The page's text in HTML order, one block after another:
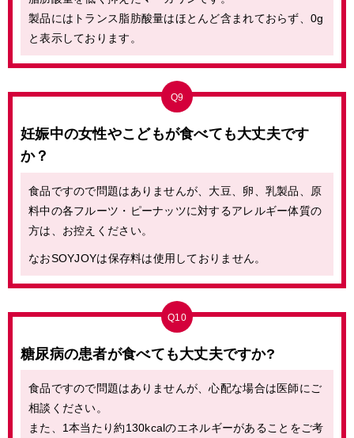
製品にはトランス脂肪酸量はほとんど含まれておらず、0g
と表示しております。
Q9
妊娠中の女性やこどもが食べても大丈夫です
か？
食品ですので問題はありませんが、大豆、卵、乳製品、原
料中の各フルーツ・ピーナッツに対するアレルギー体質の
方は、お控えください。
なおSOYJOYは保存料は使用しておりません。
Q10
糖尿病の患者が食べても大丈夫ですか?
食品ですので問題はありませんが、心配な場合は医師にご
相談ください。
また、1本当たり約130kcalのエネルギーがあることをご考